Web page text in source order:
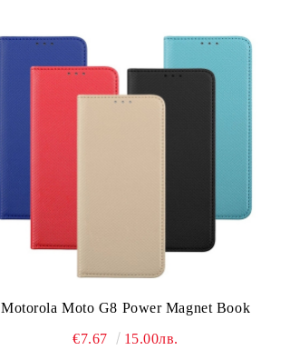
Motorola Moto G8 Power Magnet Book
€7.67 15.00лв.